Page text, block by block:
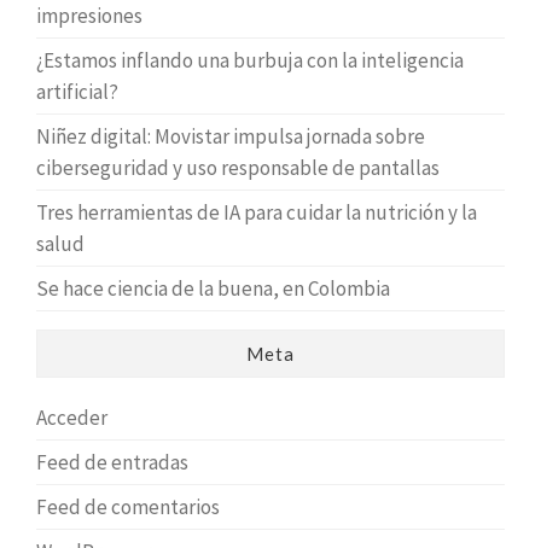
impresiones
¿Estamos inflando una burbuja con la inteligencia
artificial?
Niñez digital: Movistar impulsa jornada sobre
ciberseguridad y uso responsable de pantallas
Tres herramientas de IA para cuidar la nutrición y la
salud
Se hace ciencia de la buena, en Colombia
Meta
Acceder
Feed de entradas
Feed de comentarios